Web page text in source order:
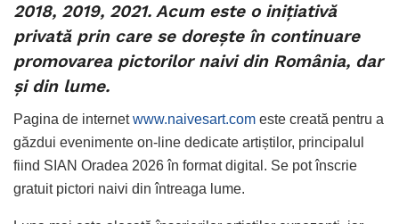
2018, 2019, 2021. Acum este o inițiativă
privată prin care se dorește în continuare
promovarea pictorilor naivi din România, dar
și din lume.
Pagina de internetwww.naivesart.com este creată pentru a
găzdui evenimente on-line dedicate artiștilor, principalul
fiind SIAN Oradea 2026 în format digital. Se pot înscrie
gratuit pictori naivi din întreaga lume.